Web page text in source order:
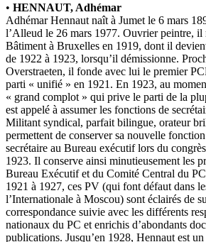
• HENNAUT, Adhémar
Adhémar Hennaut naît à Jumet le 6 mars
l’Alleud le 26 mars 1977. Ouvrier peintre, il
Bâtiment à Bruxelles en 1919, dont il
de 1922 à 1923, lorsqu’il démissionne.
Overstraeten, il fonde avec lui le premier
parti « unifié » en 1921. En 1923, au
« grand complot » qui prive le parti de la
est appelé à assumer les fonctions de
Militant syndical, parfait bilingue, orateur
permettent de conserver sa nouvelle
secrétaire au Bureau exécutif lors du
1923. Il conserve ainsi minutieusement les
Bureau Exécutif et du Comité Central du
1921 à 1927, ces PV (qui font défaut dans
l’Internationale à Moscou) sont éclairés de
correspondance suivie avec les différents
nationaux du PC et enrichis d’abondants
publications. Jusqu’en 1928, Hennaut est